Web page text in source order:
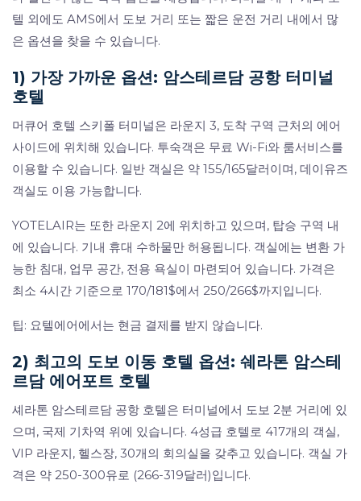
텔 외에도 AMS에서 도보 거리 또는 짧은 운전 거리 내에서 많
은 옵션을 찾을 수 있습니다.
1) 가장 가까운 옵션: 암스테르담 공항 터미널
호텔
머큐어 호텔 스키폴 터미널은 라운지 3, 도착 구역 근처의 에어
사이드에 위치해 있습니다. 투숙객은 무료 Wi-Fi와 룸서비스를
이용할 수 있습니다. 일반 객실은 약 155/165달러이며, 데이유즈
객실도 이용 가능합니다.
YOTELAIR는 또한 라운지 2에 위치하고 있으며, 탑승 구역 내
에 있습니다. 기내 휴대 수하물만 허용됩니다. 객실에는 변환 가
능한 침대, 업무 공간, 전용 욕실이 마련되어 있습니다. 가격은
최소 4시간 기준으로 170/181$에서 250/266$까지입니다.
팁: 요텔에어에서는 현금 결제를 받지 않습니다.
2) 최고의 도보 이동 호텔 옵션: 쉐라톤 암스테
르담 에어포트 호텔
셰라톤 암스테르담 공항 호텔은 터미널에서 도보 2분 거리에 있
으며, 국제 기차역 위에 있습니다. 4성급 호텔로 417개의 객실,
VIP 라운지, 헬스장, 30개의 회의실을 갖추고 있습니다. 객실 가
격은 약 250-300유로 (266-319달러)입니다.